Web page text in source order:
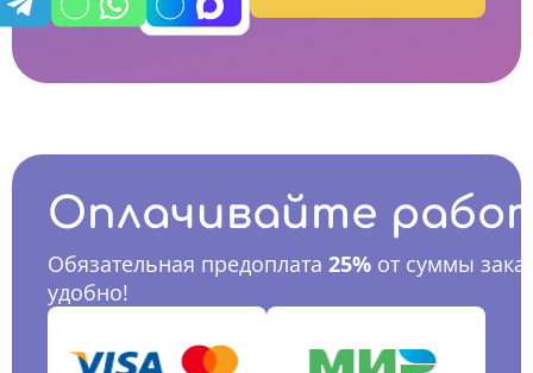
Оплачивайте
Обязательная предоплата 25% от суммы
удобно!